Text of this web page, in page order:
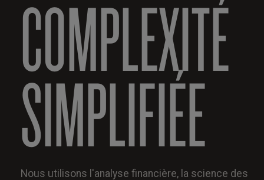
COMPLEXITÉ
SIMPLIFIÉE
Nous utilisons l'analyse financière, la science des